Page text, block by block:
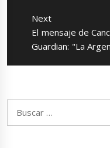
Next
Next
post:
El mensaje de
Guardian: "La